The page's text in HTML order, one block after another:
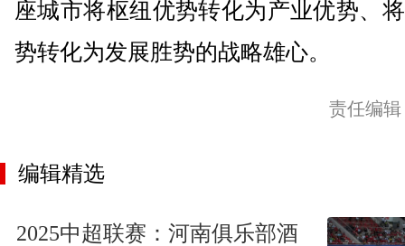
座城市将枢纽优势转化为产业优势、
势转化为发展胜势的战略雄心。
责任编
编辑精选
2025中超联赛：河南俱乐部酒